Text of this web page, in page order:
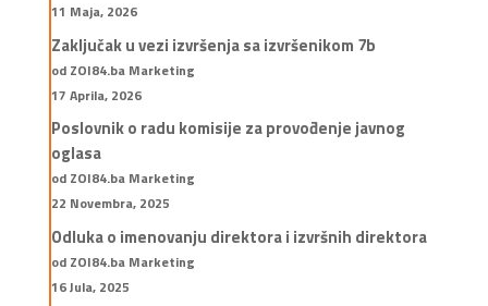
11 Maja, 2026
Zaključak u vezi izvršenja sa izvršenikom 7b
od ZOI84.ba Marketing
17 Aprila, 2026
Poslovnik o radu komisije za provođenje javnog
oglasa
od ZOI84.ba Marketing
22 Novembra, 2025
Odluka o imenovanju direktora i izvršnih direktora
od ZOI84.ba Marketing
16 Jula, 2025